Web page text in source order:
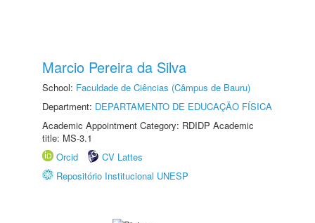
Marcio Pereira da Silva
School: Faculdade de Ciências (Câmpus de Bauru)
Department: DEPARTAMENTO DE EDUCAÇÃO FÍSICA
Academic Appointment Category: RDIDP Academic
title: MS-3.1
Orcid
CV Lattes
Repositório Institucional UNESP